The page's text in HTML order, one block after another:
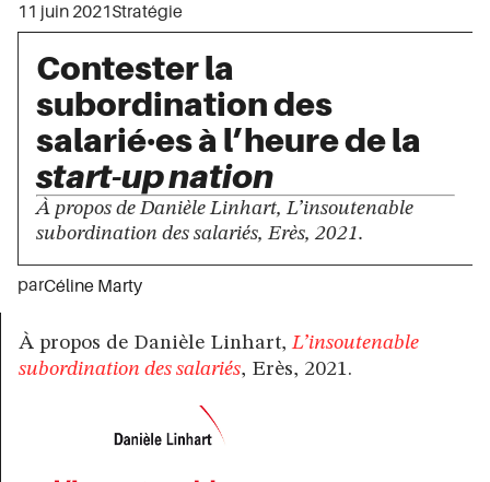
11 juin 2021Stratégie
Contester la
subordination des
salarié·es à l’heure de la
start-up nation
À propos de Danièle Linhart, L’insoutenable
subordination des salariés, Erès, 2021.
parCéline Marty
À propos de Danièle Linhart,L’insoutenable
subordination des salariés, Erès, 2021.